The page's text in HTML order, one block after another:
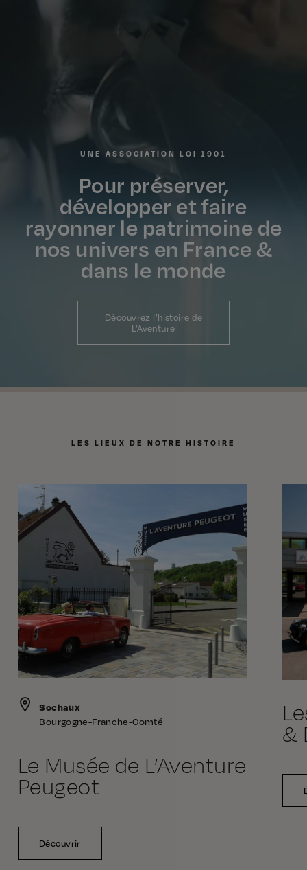
UNE ASSOCIATION LOI 1901
Pour préserver,
développer et faire
rayonner le patrimoine de
nos univers en France &
dans le monde
Découvrez l’histoire de
L’Aventure
LES LIEUX DE NOTRE HISTOIRE
Sochaux
Bourgogne-Franche-Comté
Le Musée de L’Aventure
Peugeot
Découvrir
&